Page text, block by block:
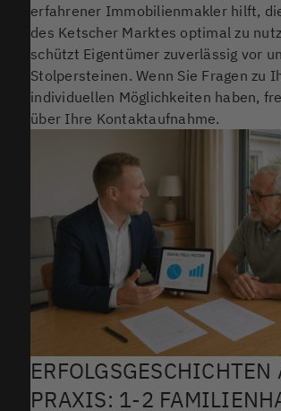
erfahrener Immobilienmakler hilft,
des Ketscher Marktes optimal zu
schützt Eigentümer zuverlässig vor
Stolpersteinen. Wenn Sie Fragen zu
individuellen Möglichkeiten haben,
über Ihre Kontaktaufnahme.
ERFOLGSGESCHICHTEN
PRAXIS: 1-2